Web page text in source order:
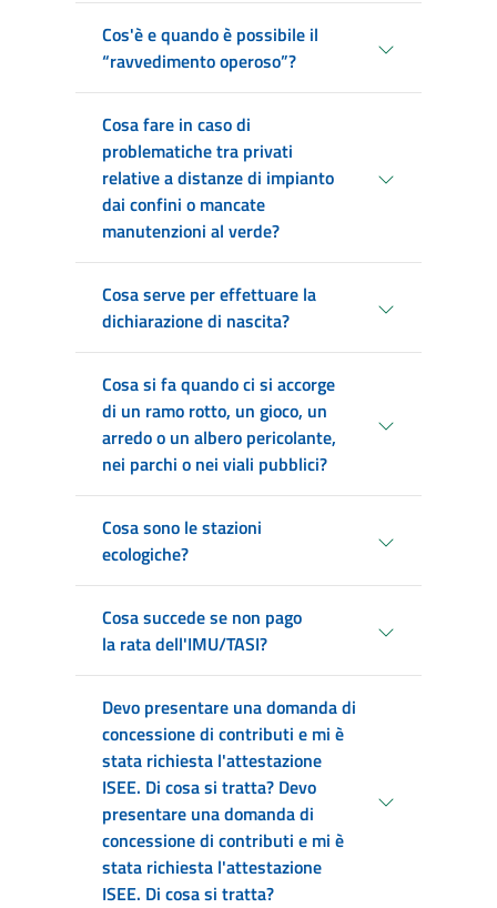
Cos'è e quando è possibile il
“ravvedimento operoso”?
Cosa fare in caso di
problematiche tra privati
relative a distanze di impianto
dai confini o mancate
manutenzioni al verde?
Cosa serve per effettuare la
dichiarazione di nascita?
Cosa si fa quando ci si accorge
di un ramo rotto, un gioco, un
arredo o un albero pericolante,
nei parchi o nei viali pubblici?
Cosa sono le stazioni
ecologiche?
Cosa succede se non pago
la rata dell'IMU/TASI?
Devo presentare una domanda di
concessione di contributi e mi è
stata richiesta l'attestazione
ISEE. Di cosa si tratta? Devo
presentare una domanda di
concessione di contributi e mi è
stata richiesta l'attestazione
ISEE. Di cosa si tratta?